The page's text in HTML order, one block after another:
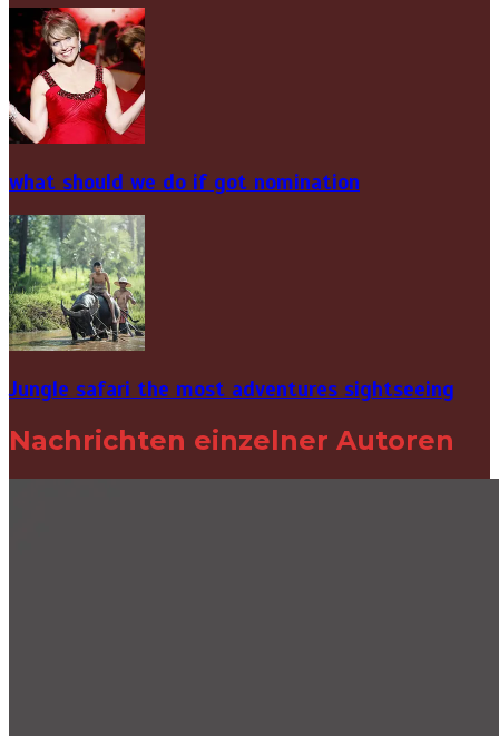
what should we do if got nomination
Jungle safari the most adventures sightseeing
Nachrichten einzelner Autoren